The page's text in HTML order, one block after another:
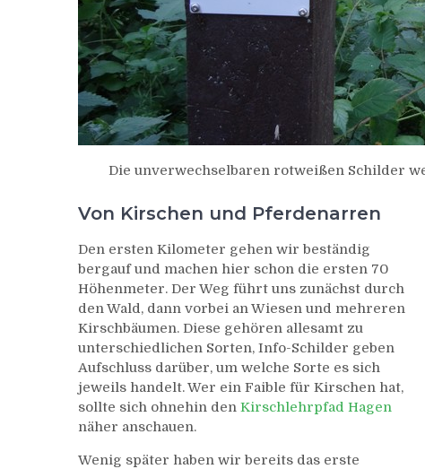
Die unverwechselbaren rotweißen Schilder
Von Kirschen und Pferdenarren
Den ersten Kilometer gehen wir beständig
bergauf und machen hier schon die ersten 70
Höhenmeter. Der Weg führt uns zunächst durch
den Wald, dann vorbei an Wiesen und mehreren
Kirschbäumen. Diese gehören allesamt zu
unterschiedlichen Sorten, Info-Schilder geben
Aufschluss darüber, um welche Sorte es sich
jeweils handelt. Wer ein Faible für Kirschen hat,
sollte sich ohnehin den Kirschlehrpfad Hagen
näher anschauen.
Wenig später haben wir bereits das erste